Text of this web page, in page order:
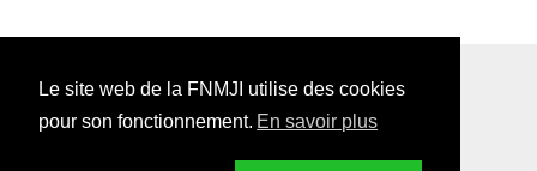
Le site web de la FNMJI utilise des cookies
pour son fonctionnement. En savoir plus
Mentions légales
Données personnelles